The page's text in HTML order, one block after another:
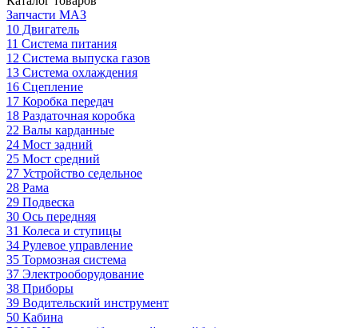
Запчасти МАЗ
10 Двигатель
11 Система питания
12 Система выпуска газов
13 Система охлаждения
16 Сцепление
17 Коробка передач
18 Раздаточная коробка
22 Валы карданные
24 Мост задний
25 Мост средний
27 Устройство седельное
28 Рама
29 Подвеска
30 Ось передняя
31 Колеса и ступицы
34 Рулевое управление
35 Тормозная система
37 Электрооборудование
38 Приборы
39 Водительский инструмент
50 Кабина